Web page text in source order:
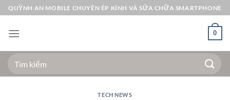
Bỏ
qua
nội
QUỲNH AN MOBILE CHUYÊN ÉP KÍNH VÀ SỬA CHỮA SMARTPHONE
0
Tìm
kiếm:
TECH NEWS